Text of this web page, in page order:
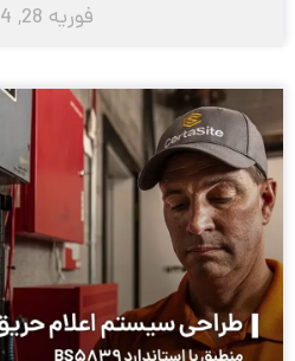
فوریه 28, 2024